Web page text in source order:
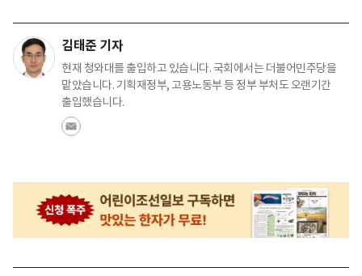
김태준 기자
현재 청와대를 출입하고 있습니다. 국회에서는 더불어민주당을
맡았습니다. 기획재정부, 고용노동부 등 정부 부처도 오랜기간
출입했습니다.